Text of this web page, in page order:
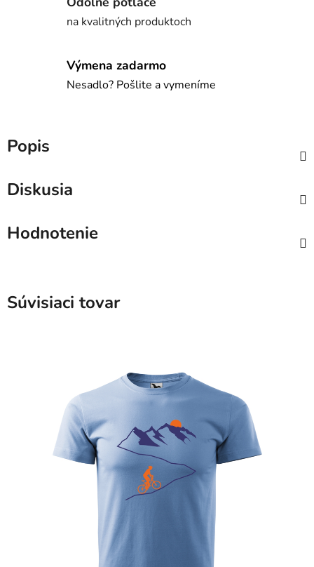
na kvalitných produktoch
Výmena zadarmo
Nesadlo? Pošlite a vymeníme
Popis
Diskusia
Hodnotenie
Súvisiaci tovar